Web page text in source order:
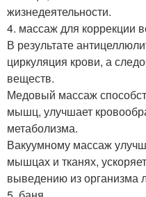
жизнедеятельности.
4. массаж для коррекции
В результате
циркуляция крови, а
веществ.
Медовый массаж
мышц, улучшает
метаболизма.
Вакуумному массаж
мышцах и тканях,
выведению из организма